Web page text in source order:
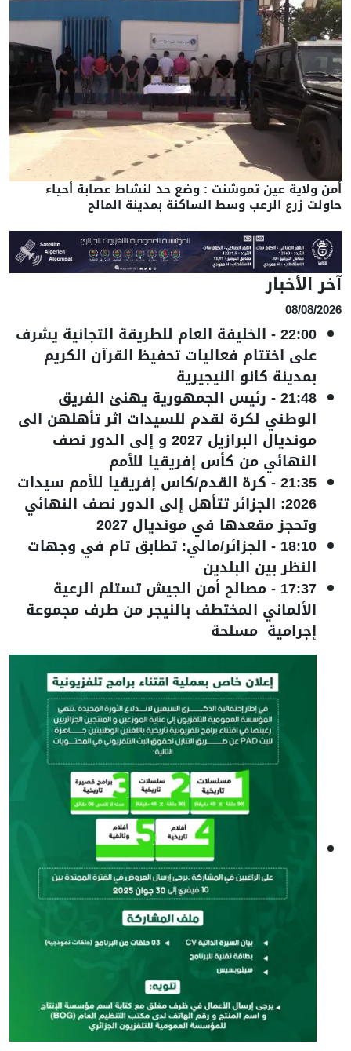
أمن ولاية عين تموشنت : وضع حد لنشاط عصابة أحياء
حاولت زرع الرعب وسط الساكنة بمدينة المالح
آخر الأخبار
08/08/2026
22:00
- الخليفة العام للطريقة التجانية يشرف
على اختتام فعاليات تحفيظ القرآن الكريم
بمدينة كانو النيجيرية
21:48
- رئيس الجمهورية يهنئ الفريق
الوطني لكرة لقدم للسيدات اثر تأهلهن الى
مونديال البرازيل 2027 و إلى الدور نصف
النهائي من كأس إفريقيا للأمم
21:35
-كرة القدم/كاس إفريقيا للأمم سيدات
2026: الجزائر تتأهل إلى الدور نصف النهائي
وتحجز مقعدها في مونديال 2027
18:10
- الجزائر/مالي: تطابق تام في وجهات
النظر بين البلدين
17:37
-مصالح أمن الجيش تستلم الرعية
الألماني المختطف بالنيجر من طرف مجموعة
إجرامية مسلحة